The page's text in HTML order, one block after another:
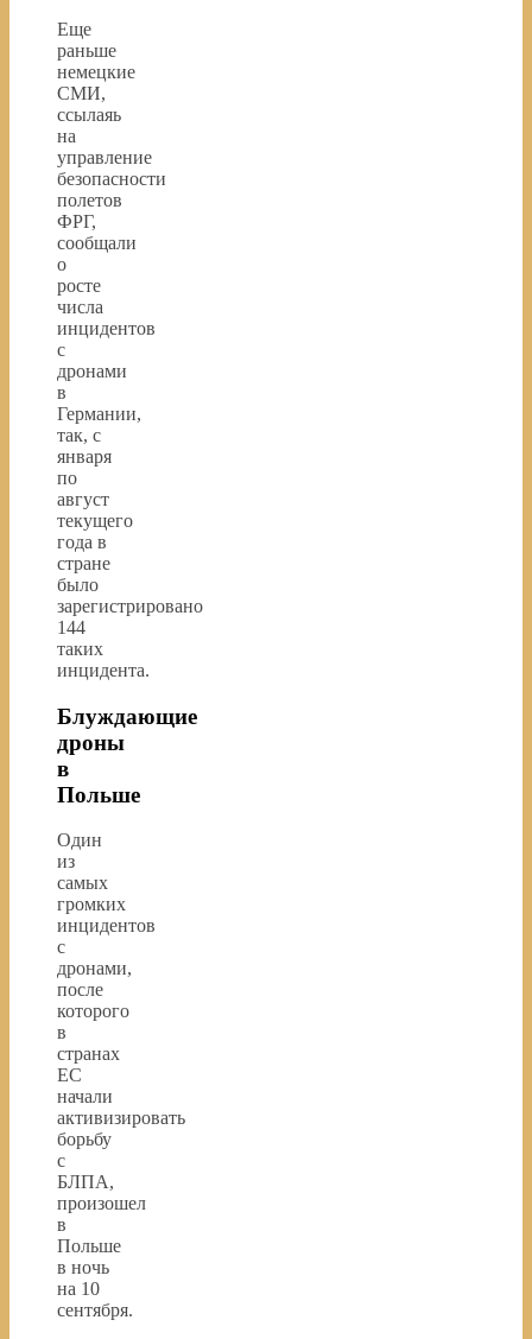
Еще
раньше
немецкие
СМИ,
ссылаяь
на
управление
безопасности
полетов
ФРГ,
сообщали
о
росте
числа
инцидентов
с
дронами
в
Германии,
так, с
января
по
август
текущего
года в
стране
было
зарегистрировано
144
таких
инцидента.
Блуждающие
дроны
в
Польше
Один
из
самых
громких
инцидентов
с
дронами,
после
которого
в
странах
ЕС
начали
активизировать
борьбу
с
БЛПА,
произошел
в
Польше
в ночь
на 10
сентября.